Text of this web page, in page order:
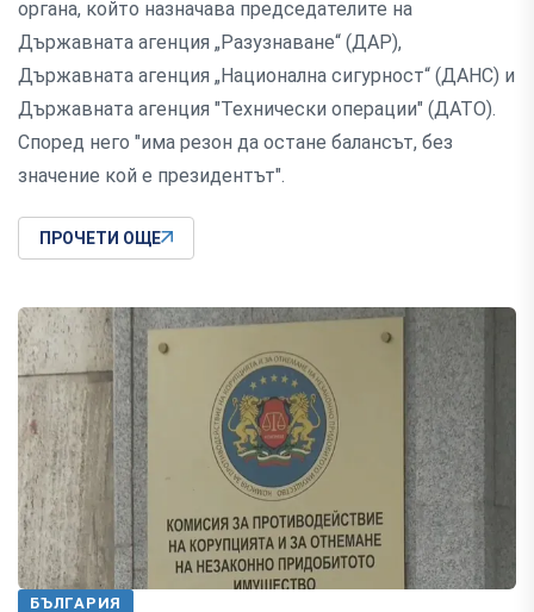
органа, който назначава председателите на
Държавната агенция „Разузнаване“ (ДАР),
Държавната агенция „Национална сигурност“ (ДАНС) и
Държавната агенция "Технически операции" (ДАТО).
Според него "има резон да остане балансът, без
значение кой е президентът".
ПРОЧЕТИ ОЩЕ
БЪЛГАРИЯ